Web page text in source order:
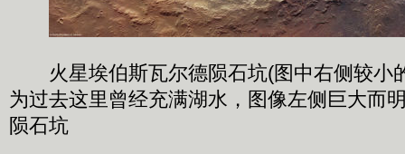
火星埃伯斯瓦尔德陨石坑(图中右侧较小
为过去这里曾经充满湖水，图像左侧巨大而
陨石坑